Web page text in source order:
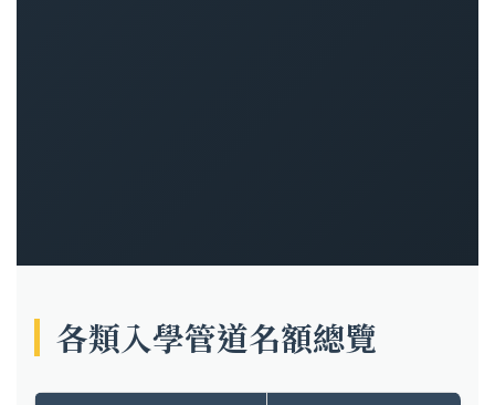
各類入學管道名額總覽